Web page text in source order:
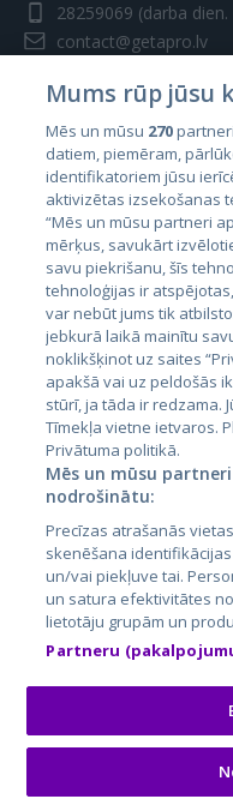
28259069 (darba
contact@getapro.lv
Valstis
Igaunija
Latvija
Lietuva
City24.lv
City24.ee
GetaPro.lv
GetaPro.ee
Skelbiu.lt
Autoplius.lt
Aruodas.lt
Mums rūp jūsu
Mēs un mūsu 270
datiem, piemēram,
identifikatoriem jūsu
aktivizētas izsekošanas
“Mēs un mūsu partneri
mērķus, savukārt
savu piekrišanu, šīs
tehnoloģijas ir
var nebūt jums tik
jebkurā laikā mainītu
noklikšķinot uz saites
apakšā vai uz peldošās
stūrī, ja tāda ir redzama.
Tīmekļa vietne ietvaros.
Privātuma politikā.
Mēs un mūsu
nodrošinātu:
Precīzas atrašanās
skenēšana
un/vai piekļuve tai.
un satura efektivitātes
lietotāju grupām un
Partneru